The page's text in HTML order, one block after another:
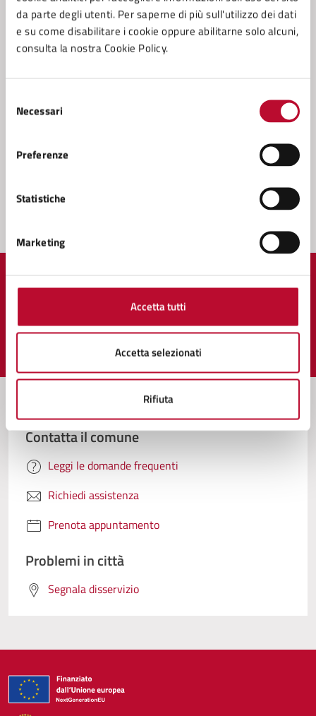
da parte degli utenti. Per saperne di più sull'utilizzo dei dati
e su come disabilitare i cookie oppure abilitarne solo alcuni,
consulta la nostra Cookie Policy.
delNecessari
Preferenze
Statistiche
Marketing
Accetta tutti
Accetta selezionati
Rifiuta
Conferenza Zonale per l’Educazione e l’Istruzione
della Zona Val di Cecina
Servizio Cultura
Settore 4 - (Sviluppo e Tutela del Territorio), Lavori
Pubblici, Progettazione, Direzione dei lavori,
Servizi cimiteriali, Protezione Civile, Ambiente
Quanto sono chiare le informazioni su questa
Valuta 5 stelle su 5
Valuta 4 stelle su 5
Valuta 3 stelle su 5
Valuta 2 stelle su 5
Contatta il comune
Leggi le domande frequenti
Richiedi assistenza
Prenota appuntamento
Problemi in città
Segnala disservizio